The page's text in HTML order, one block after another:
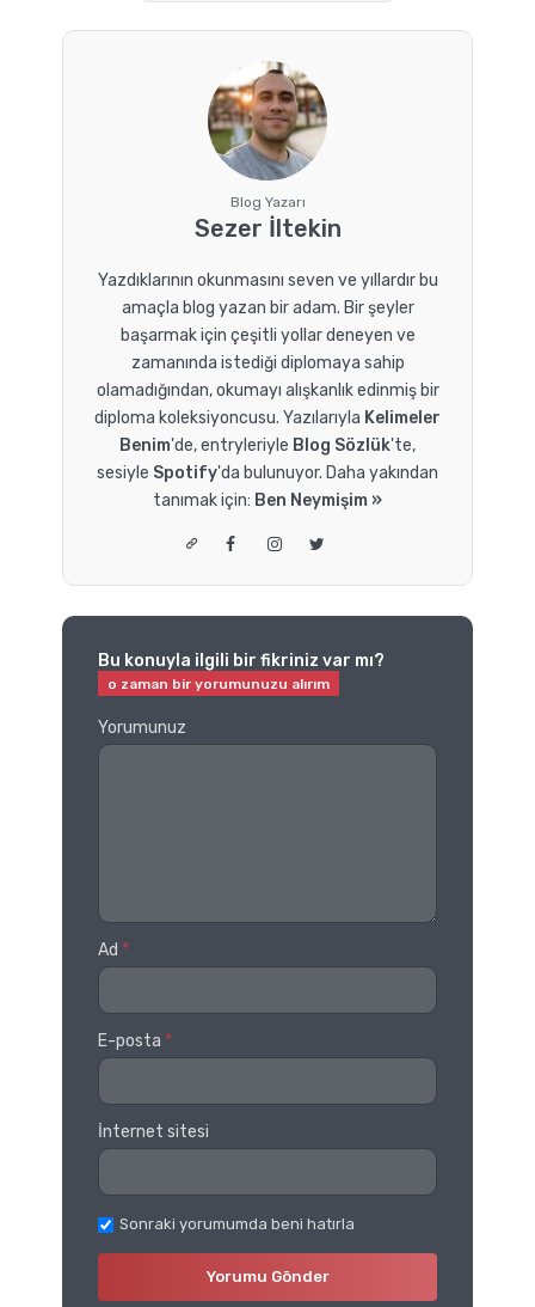
Blog Yazarı
Sezer İltekin
Yazdıklarının okunmasını seven ve yıllardır bu
amaçla blog yazan bir adam. Bir şeyler
başarmak için çeşitli yollar deneyen ve
zamanında istediği diplomaya sahip
olamadığından, okumayı alışkanlık edinmiş bir
diploma koleksiyoncusu. Yazılarıyla Kelimeler
Benim'de, entryleriyle Blog Sözlük'te,
sesiyle Spotify'da bulunuyor. Daha yakından
tanımak için: Ben Neymişim »
Bu konuyla ilgili bir fikriniz var mı?
Yorumunuz
Ad *
E-posta *
İnternet sitesi
Sonraki yorumumda beni hatırla